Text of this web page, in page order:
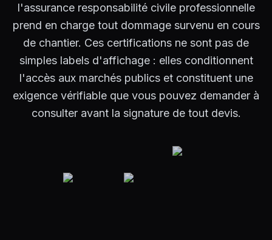
l'assurance responsabilité civile professionnelle
prend en charge tout dommage survenu en cours
de chantier. Ces certifications ne sont pas de
simples labels d'affichage : elles conditionnent
l'accès aux marchés publics et constituent une
exigence vérifiable que vous pouvez demander à
consulter avant la signature de tout devis.